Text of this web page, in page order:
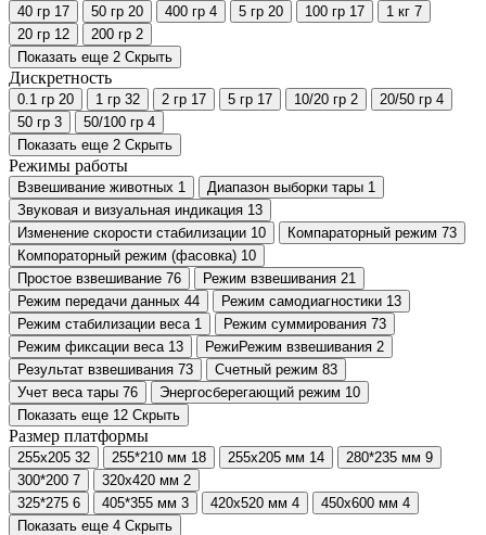
40 гр 17 50 гр 20 400 гр 4 5 гр 20 100 гр 17 1 кг 7
20 гр 12 200 гр 2
Показать еще 2 Скрыть
Дискретность
0.1 гр 20 1 гр 32 2 гр 17 5 гр 17 10/20 гр 2 20/50 гр 4
50 гр 3 50/100 гр 4
Показать еще 2 Скрыть
Режимы работы
Взвешивание животных 1 Диапазон выборки тары 1
Звуковая и визуальная индикация 13
Изменение скорости стабилизации 10 Компараторный режим 73
Компораторный режим (фасовка) 10
Простое взвешивание 76 Режим взвешивания 21
Режим передачи данных 44 Режим самодиагностики 13
Режим стабилизации веса 1 Режим суммирования 73
Режим фиксации веса 13 РежиРежим взвешивания 2
Результат взвешивания 73 Счетный режим 83
Учет веса тары 76 Энергосберегающий режим 10
Показать еще 12 Скрыть
Размер платформы
255х205 32 255*210 мм 18 255х205 мм 14 280*235 мм 9
300*200 7 320х420 мм 2
325*275 6 405*355 мм 3 420х520 мм 4 450х600 мм 4
Показать еще 4 Скрыть